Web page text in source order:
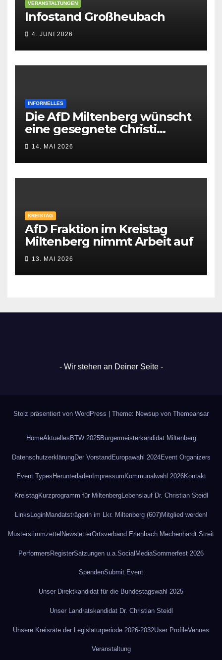
VERANSTALTUNGEN
Infostand Großheubach
4. JUNI 2026
INFORMELLES
Die AfD Miltenberg wünscht
eine gesegnete Christi
Himmelfahrt
14. MAI 2026
KREISTAG
AfD Fraktion im Kreistag
Miltenberg nimmt Arbeit auf
13. MAI 2026
- Wir stehen an Deiner Seite -
Stolz präsentiert von WordPress Theme: Newsup von Themeansar
HomeAktuelles BTW 2025Bürgermeisterkandidat Miltenberg
Datenschutz­erklärungDer VorstandEuropawahl 2024Event Organizers
Event Types HerunterladenImpressum Kommunalwahl 2026Kontakt
KreistagKurzprogramm für MiltenbergLebenslauf Dr. Christian Steidl
Links LoginMandatsträgerin im Lkr. Miltenberg (607)Mitglied werden!
Musterstimmzettel NewsletterOrtsverband Erlenbach Mechenhardt Streit
PerformersRegisterSatzungen u.a. SocialMediaSommerfest 2026
SpendenSubmit Event
Unser Direktkandidat für die Bundestagswahl 2025
Unser Landratskandidat Dr. Christian Steidl
Unsere Kreisräte der Legislaturperiode 2026-2032User ProfileVenues
Veranstaltung